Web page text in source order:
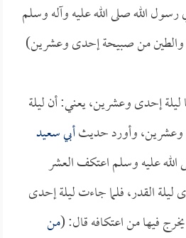
الله صلى الله عليه وآله وسلم
والطين من صبيحة إحدى وعشرين)
إحدى وعشرين، يعني: أن ليلة
وعشرين، وأورد حديثأبي سعيد
الله عليه وسلم اعتكف العشر
القدر، فلما جاءت ليلة إحدى
فيها من اعتكافه قال: (من